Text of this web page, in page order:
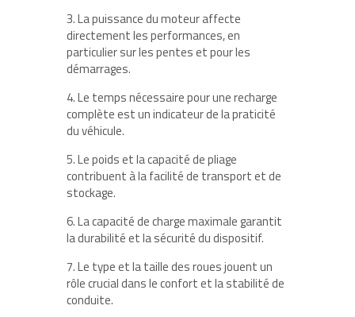
3. La puissance du moteur affecte
directement les performances, en
particulier sur les pentes et pour les
démarrages.
4. Le temps nécessaire pour une recharge
complète est un indicateur de la praticité
du véhicule.
5. Le poids et la capacité de pliage
contribuent à la facilité de transport et de
stockage.
6. La capacité de charge maximale garantit
la durabilité et la sécurité du dispositif.
7. Le type et la taille des roues jouent un
rôle crucial dans le confort et la stabilité de
conduite.